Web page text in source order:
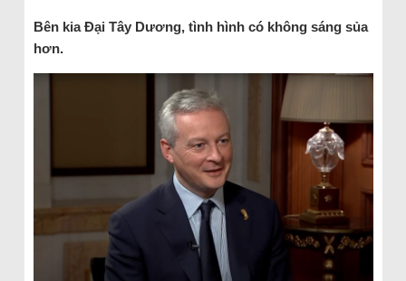
Bên kia Đại Tây Dương, tình hình có không sáng sủa
hơn.